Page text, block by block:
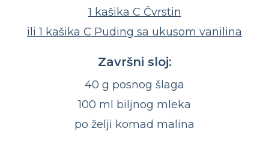
1 kašika C Čvrstin
ili 1 kašika C Puding sa ukusom vanilina
Završni sloj:
40 g posnog šlaga
100 ml biljnog mleka
po želji komad malina